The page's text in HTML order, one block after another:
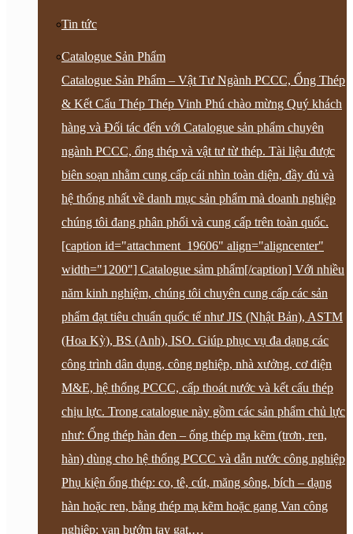
Tin tức
Catalogue Sản Phẩm
Catalogue Sản Phẩm – Vật Tư Ngành PCCC, Ống Thép
& Kết Cấu Thép Thép Vinh Phú chào mừng Quý khách
hàng và Đối tác đến với Catalogue sản phẩm chuyên
ngành PCCC, ống thép và vật tư từ thép. Tài liệu được
biên soạn nhằm cung cấp cái nhìn toàn diện, đầy đủ và
hệ thống nhất về danh mục sản phẩm mà doanh nghiệp
chúng tôi đang phân phối và cung cấp trên toàn quốc.
[caption id="attachment_19606" align="aligncenter"
width="1200"] Catalogue sảm phẩm[/caption] Với nhiều
năm kinh nghiệm, chúng tôi chuyên cung cấp các sản
phẩm đạt tiêu chuẩn quốc tế như JIS (Nhật Bản), ASTM
(Hoa Kỳ), BS (Anh), ISO. Giúp phục vụ đa dạng các
công trình dân dụng, công nghiệp, nhà xưởng, cơ điện
M&E, hệ thống PCCC, cấp thoát nước và kết cấu thép
chịu lực. Trong catalogue này gồm các sản phẩm chủ lực
như: Ống thép hàn đen – ống thép mạ kẽm (trơn, ren,
hàn) dùng cho hệ thống PCCC và dẫn nước công nghiệp
Phụ kiện ống thép: co, tê, cút, măng sông, bích – dạng
hàn hoặc ren, bằng thép mạ kẽm hoặc gang Van công
nghiệp: van bướm tay gạt,…